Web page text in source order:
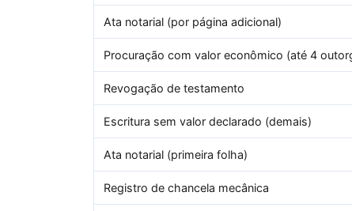
Ata notarial (por página adicional)
Procuração com valor econômico (até 4
Revogação de testamento
Escritura sem valor declarado (demais)
Ata notarial (primeira folha)
Registro de chancela mecânica